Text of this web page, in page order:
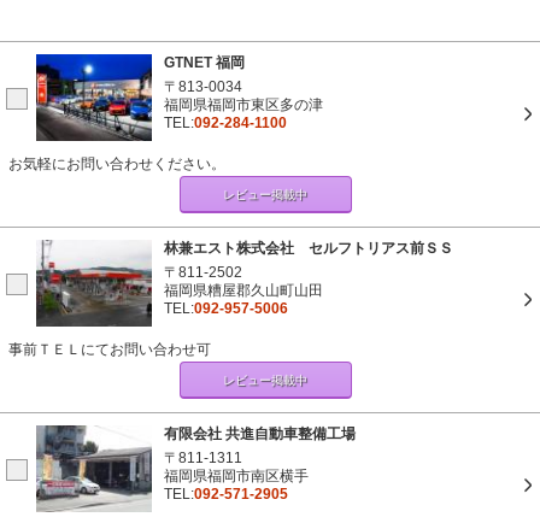
GTNET 福岡
〒813-0034
福岡県福岡市東区多の津
TEL:092-284-1100
お気軽にお問い合わせください。
レビュー掲載中
林兼エスト株式会社 セルフトリアス前ＳＳ
〒811-2502
福岡県糟屋郡久山町山田
TEL:092-957-5006
事前ＴＥＬにてお問い合わせ可
レビュー掲載中
有限会社 共進自動車整備工場
〒811-1311
福岡県福岡市南区横手
TEL:092-571-2905